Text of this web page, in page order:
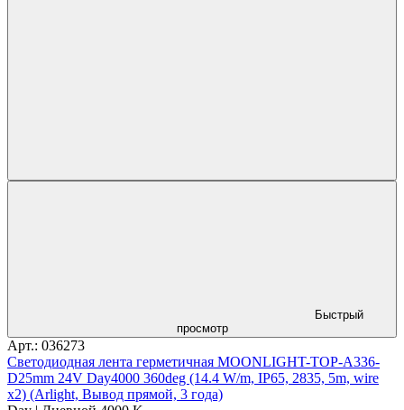
Быстрый
просмотр
Арт.: 036273
Светодиодная лента герметичная MOONLIGHT-TOP-A336-
D25mm 24V Day4000 360deg (14.4 W/m, IP65, 2835, 5m, wire
x2) (Arlight, Вывод прямой, 3 года)